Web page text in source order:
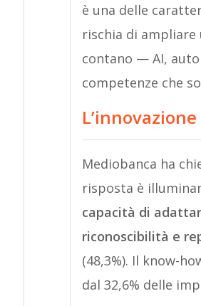
è una delle
rischia di
contano — AI,
competenze che
Mediobanca ha
risposta è
capacità di
riconoscibilità e
(48,3%). Il know-
dal 32,6% delle